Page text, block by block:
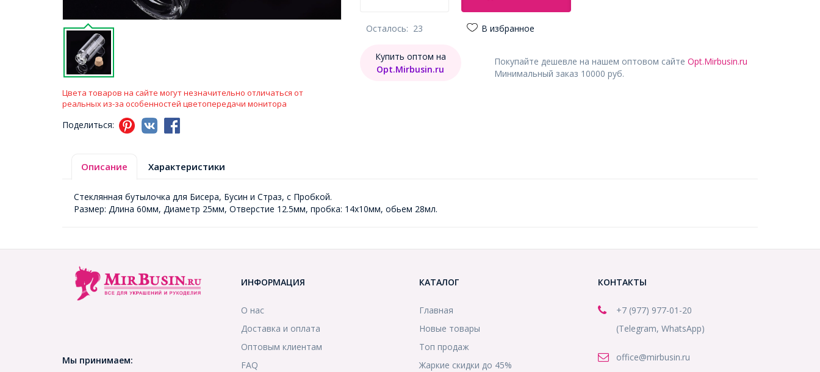
Цвета товаров на сайте могут незначительно отличаться от
реальных из-за особенностей цветопередачи монитора
Поделиться:
Осталось: 23 В избранное
Покупайте дешевле на нашем оптовом сайте Opt.Mirbusin.ru
Минимальный заказ 10000 руб.
Купить оптом на
Opt.Mirbusin.ru
Описание Характеристики
Стеклянная бутылочка для Бисера, Бусин и Страз, с Пробкой.
Размер: Длина 60мм, Диаметр 25мм, Отверстие 12.5мм, пробка: 14x10мм, обьем 28мл.
Мы принимаем:
ИНФОРМАЦИЯ
О нас
Доставка и оплата
Оптовым клиентам
FAQ
КАТАЛОГ
Главная
Новые товары
Топ продаж
Жаркие скидки до 45%
КОНТАКТЫ
+7 (977) 977-01-20
(Telegram, WhatsApp)
office@mirbusin.ru